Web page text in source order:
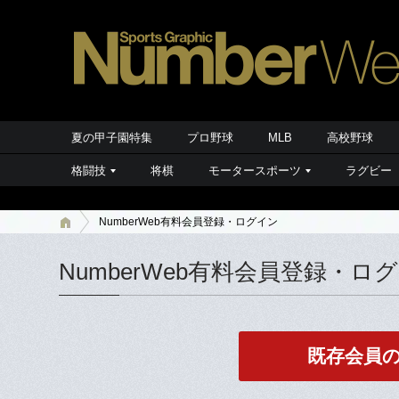
夏の甲子園特集 プロ野球 MLB 高校野球
格闘技 将棋 モータースポーツ ラグビー
NumberWeb有料会員登録・ログイン
NumberWeb有料会員登録・ロ
既存会員